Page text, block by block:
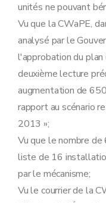
unités ne pouvant
Vu que la CWaPE,
analysé par le
l'approbation du plan
deuxième lecture
augmentation de
rapport au scénario
2013 »;
Vu que le nombre
liste de 16
par le mécanisme;
Vu le courrier de la